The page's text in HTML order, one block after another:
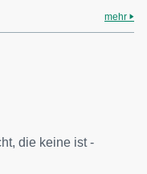
mehr
die keine ist -